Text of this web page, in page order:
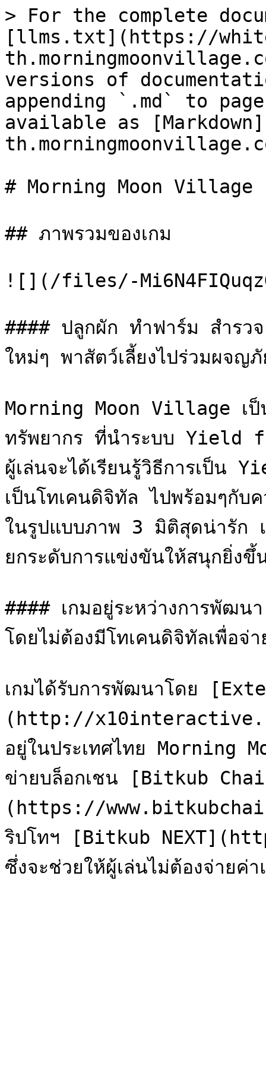
> For the complete
[llms.txt](https://
versions of
appending `.md` to
available as
# Morning Moon Village
## ภาพรวมของเกม
![](/files/-
#### ปลูกผัก ทำฟาร์ม สำรวจ
ใหม่ๆ พาสัตว์เลี้ยงไปร่วมผจญ
Morning Moon Village เป็น
ทรัพยากร ที่นำระบบ Yield
ผู้เล่นจะได้เรียนรู้วิธีการเป็น
เป็นโทเคนดิจิทัล ไปพร้อมๆกับ
ในรูปแบบภาพ 3 มิติสุดน่ารัก
ยกระดับการแข่งขันให้สนุกยิ่งขึ้
#### เกมอยู่ระหว่างการพัฒ
โดยไม่ต้องมีโทเคนดิจิทัลเพื่อจ่
เกมได้รับการพัฒนาโดย
(http://
อยู่ในประเทศไทย Morning
ข่ายบล็อกเชน [Bitkub
(https://
ริปโทฯ [Bitkub